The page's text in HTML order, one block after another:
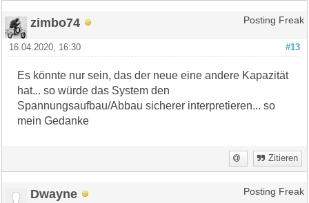
zimbo74 Posting Freak
#13
16.04.2020, 16:30
Es könnte nur sein, das der neue eine andere Kapazität
hat... so würde das System den
Spannungsaufbau/Abbau sicherer interpretieren... so
mein Gedanke
Zitieren
Dwayne Posting Freak